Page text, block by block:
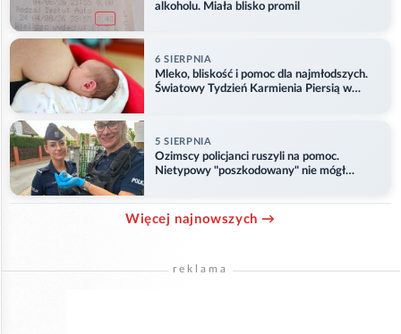
alkoholu. Miała blisko promil
6 SIERPNIA
Mleko, bliskość i pomoc dla najmłodszych.
Światowy Tydzień Karmienia Piersią w
5 SIERPNIA
Ozimscy policjanci ruszyli na pomoc.
Nietypowy "poszkodowany" nie mógł
Więcej najnowszych →
reklama